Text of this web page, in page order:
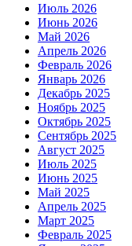
Июль 2026
Июнь 2026
Май 2026
Апрель 2026
Февраль 2026
Январь 2026
Декабрь 2025
Ноябрь 2025
Октябрь 2025
Сентябрь 2025
Август 2025
Июль 2025
Июнь 2025
Май 2025
Апрель 2025
Март 2025
Февраль 2025